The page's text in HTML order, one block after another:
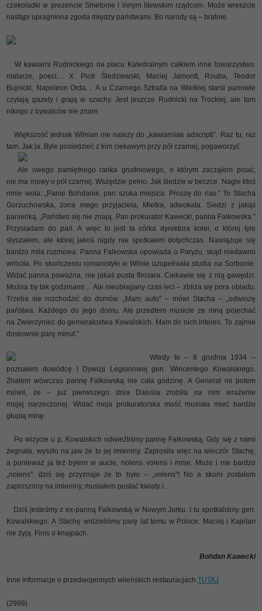
czekoladki w prezencie Smetonie i innym litewskim rządcom. Może wreszcie
nastąpi upragniona zgoda między państwami. Bo narody są – bratnie.
W kawiarni Rudnickiego na placu Katedralnym całkiem inne towarzystwo:
malarze, poeci… X. Piotr Śledziewski, Maciej Jamontt, Rouba, Teodor
Bujnicki, Napoleon Orda… A u Czarnego Sztralla na Wielkiej starsi panowie
czytają gazety i grają w szachy. Jest jeszcze Rudnicki na Trockiej, ale tam
nikogo z bywalców nie znam.
Większość jednak Wilnian nie należy do „kawiarniae adscripti”. Raz tu, raz
tam. Jak ja. Byle posiedzieć z kim ciekawym przy pół czarnej, pogaworzyć.
Ale owego pamiętnego ranka grudniowego, o którym zacząłem pisać,
nie ma mowy o pół czarnej. Wszędzie pełno. Jak śledzie w beczce. Nagle ktoś
mnie woła: „Panie Bohdanie, pan szuka miejsca. Proszę do nas.” To Stacha
Gorzuchowska, żona mego przyjaciela, Mietka, adwokata. Siedzi z jakąś
panienką. „Państwo się nie znają. Pan prokurator Kawecki, panna Falkowska.”
Przysiadam do pań. A więc to jest ta córka dyrektora kolei, o której tyle
słyszałem, ale której jakoś nigdy nie spotkałem dotychczas. Nawiązuje się
bardzo mila rozmowa. Panna Falkowska opowiada o Paryżu, skąd niedawno
wróciła. Po skończeniu romanistyki w Wilnie uzupełniała studia na Sorbonie.
Widać panna poważna, nie jakaś pusta flirciara. Ciekawie się z nią gawędzi.
Można by tak godzinami… Ale nieubłagany czas leci – zbliża się pora obiadu.
Trzeba sie rozchodzić do domów. „Mam auto” – mówi Stacha – „odwiozę
państwa. Każdego do jego domu. Ale przedtem musicie ze mną pojechać
na Zwierzyniec do gernerałostwa Kowalskich. Mam do nich interes. To zajmie
dosłownie parę minut.”
Wtedy to – 8 grudnia 1934 –
poznałem dowódcę l Dywizji Legionowej gen. Wincentego Kowalskiego.
Znałem wówczas pannę Falkowską nie cała godzinę. A Generał mi potem
mówił, że – już pierwszego dnia Dalusia zrobiła na nim wrażenie
mojej narzeczonej. Widać moja prokuratorska mość musiała mieć bardzo
głupią minę.
Po wizycie u p. Kowalskich odwieźliśmy pannę Falkowską. Gdy się z nami
żegnała, wyszło na jaw że to jej imieniny. Zaprosiła więc na wieczór Stachę,
a ponieważ ja też byłem w aucie, nolens volens i mnie. Może i nie bardzo
„nolens”: dziś się przyznaje że to było – „volens”! No a skoro zostałem
zaproszony na imieniny, musiałem posłać kwiaty i…
Dziś jesteśmy z ex-panną Falkowską w Nowym Jorku. I tu spotkaliśmy gen.
Kowalskiego. A Stachę widzieliśmy parę lat temu w Polsce. Maciej i Kajetan
nie żyją. Finis o knajpach.
Bohdan Kawecki
Inne informacje o przedwojennych wileńskich restauracjachTUTAJ
(2999)